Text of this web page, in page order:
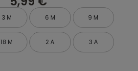
3 M 6 M 9 M
18 M 2 A 3 A